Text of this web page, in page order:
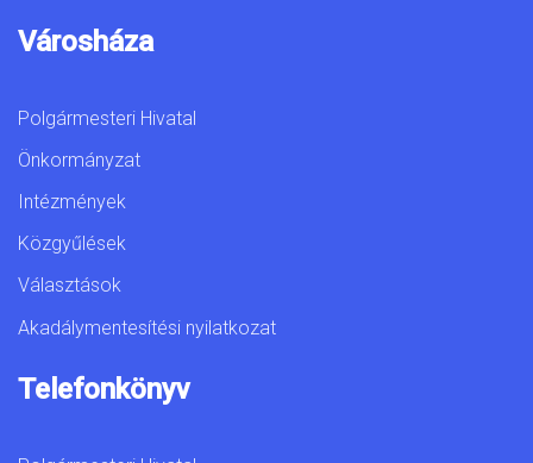
Városháza
Polgármesteri Hivatal
Önkormányzat
Intézmények
Közgyűlések
Választások
Akadálymentesítési nyilatkozat
Telefonkönyv